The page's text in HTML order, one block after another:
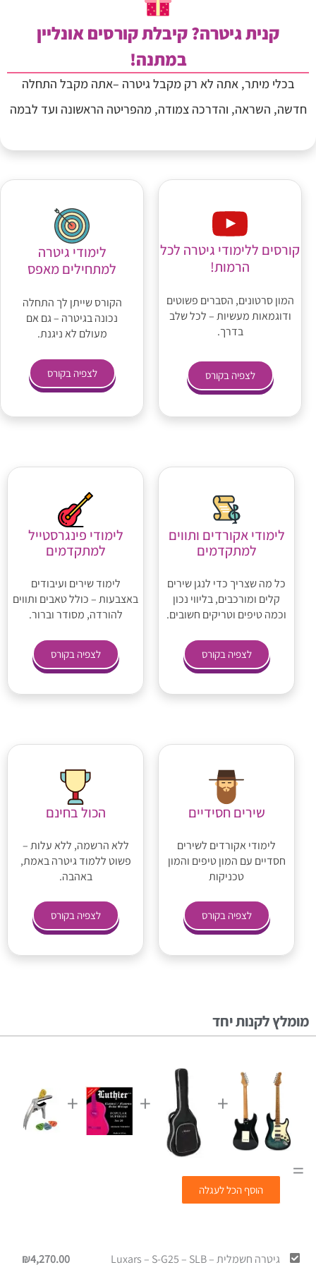
קנית גיטרה? קיבלת קורסים אונליין
במתנה!
בכלי מיתר, אתה לא רק מקבל גיטרה –אתה מקבל התחלה
חדשה, השראה, והדרכה צמודה, מהפריטה הראשונה ועד לבמה
קורסים ללימודי גיטרה לכל
הרמות!
המון סרטונים, הסברים פשוטים
ודוגמאות מעשיות – לכל שלב
בדרך.
לצפיה בקורס
לימודי גיטרה
למתחילים מאפס
הקורס שייתן לך התחלה
נכונה בגיטרה – גם אם
מעולם לא ניגנת.
לצפיה בקורס
לימודי אקורדים ותווים
למתקדמים
כל מה שצריך כדי לנגן שירים
קלים ומורכבים, בליווי נכון
וכמה טיפים וטריקים חשובים.
לצפיה בקורס
לימודי פינגרסטייל
למתקדמים
לימוד שירים ועיבודים
באצבעות – כולל טאבים ותווים
להורדה, מסודר וברור.
לצפיה בקורס
שירים חסידיים
לימודי אקורדים לשירים
חסדיים עם המון טיפים והמון
טכניקות
לצפיה בקורס
הכול בחינם
ללא הרשמה, ללא עלות –
פשוט ללמוד גיטרה באמת,
באהבה.
לצפיה בקורס
מומלץ לקנות יחד
+
+
+
=
הוסף הכל לעגלה
גיטרה חשמלית – Luxars – S-G25 – SLB ₪4,270.00